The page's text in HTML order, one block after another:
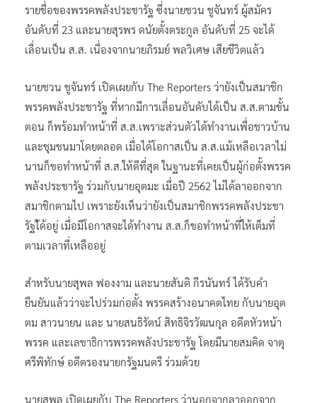
รายชื่อของพรรคพลังประชารัฐ ซึ่งนายชวน ชูจันทร์ ผู้สมัคร
อันดับที่ 23 และนายสุรพร ดนัยตั้งตระกูล อันดับที่ 25 จะได้
เลื่อนเป็น ส.ส. เนื่องจากนายภิรมย์ พลวิเศษ เสียชีวิตแล้ว
นายชวน ชูจันทร์ เปิดเผยกับ The Reporters ว่ายังเป็นสมาชิก
พรรคพลังประชารัฐ ที่หากมีการเลื่อนอันดับได้เป็น ส.ส.ตามขั้น
ตอน ก็พร้อมทำหน้าที่ ส.ส.เพราะส่วนตัวได้ทำงานเพื่อชาวบ้าน
และชุมชนมาโดยตลอด เมื่อได้โอกาสเป็น ส.ส.แม้เหลือเวลาไม่
นานก็ขอทำหน้าที่ ส.ส.ให้ดีที่สุด ในฐานะที่เคยเป็นผู้ก่อตั้งพรรค
พลังประชารัฐ ร่วมกับนายอุตมะ เมื่อปี 2562 ไม่ได้ลาออกจาก
สมาชิกตามไป เพราะยังเห็นว่ายังเป็นสมาชิกพรรคพลังประชา
รัฐไ้ด้อยู่ เมื่อมีโอกาสจะได้ทำงาน ส.ส.ก็ขอทำหน้าที่ให้เต็มที่
ตามเวลาที่เหลืออยู่
สำหรับนายสุพล ฟองงาม และนายสันติ กีรนันทร์ ได้รับคำ
ยืนยันแล้วว่าจะไปร่วมก่อตั้ง พรรคสร้างอนาคตไทย กับนายอุต
ตม สาวนายน และ นายสนธิรัตน์ สิทธิจิรวัฒนกุล อดีตหัวหน้า
พรรค และเลขาธิการพรรคพลังประชารัฐ โดยมีนายสมคิด จาตุ
ศรีพิทักษ์ อดีตรองนายกรัฐมนตรี ร่วมด้วย
นายสุพล เปิดเผยกับ The Reporters ว่านอกจากลาออกจาก